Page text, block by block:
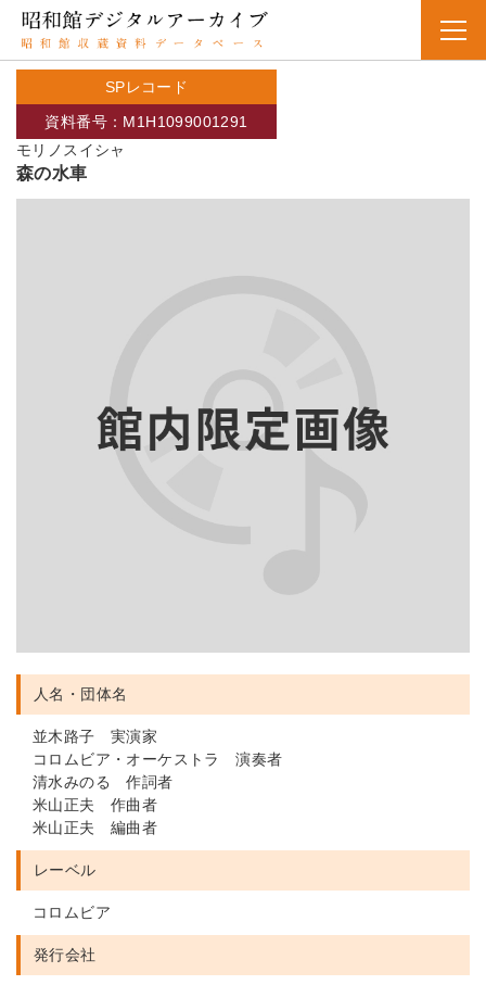
SPレコード
モリノスイシャ
資料番号：M1H1099001291
森の水車
人名・団体名
並木路子 実演家
コロムビア・オーケストラ 演奏者
清水みのる 作詞者
米山正夫 作曲者
米山正夫 編曲者
レーベル
コロムビア
発行会社